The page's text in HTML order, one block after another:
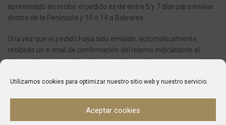
Utilizamos cookies para optimizar nuestro sitio web y nuestro servicio.
Aceptar cookies
aproximado en recibir el pedido es de entre 5 y 7 días para envíos
dentro de la Península y 10 o 14 a Baleares.
Una vez que el pedido haya sido enviado, automáticamente
recibirás un e-mail de confirmación del mismo indicándote el
número de seguimiento y la agencia de envío que se encargará de
pondrá en contacto con usted para fijar la nueva entrega.